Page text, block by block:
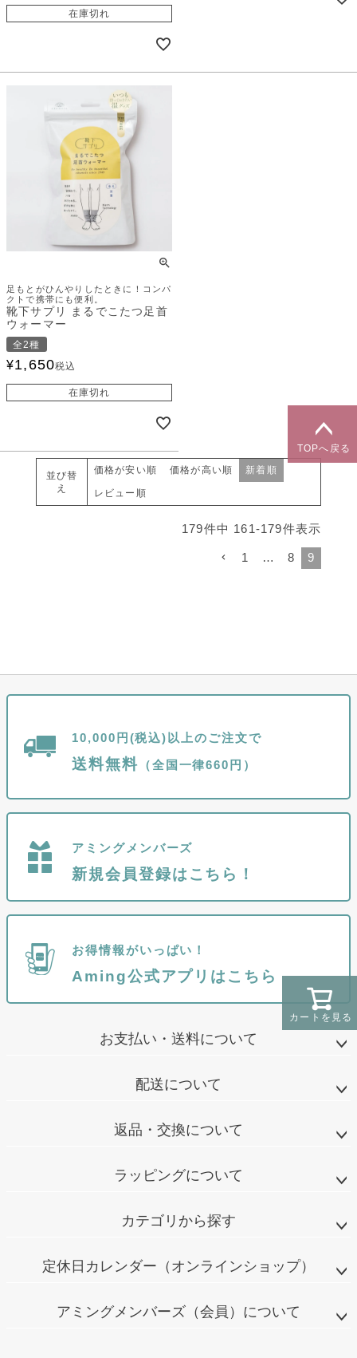
在庫切れ
足もとがひんやりしたときに！コンパ
クトで携帯にも便利。
靴下サプリ まるでこたつ足首
ウォーマー
全2種
¥1,650税込
在庫切れ
並び替
え
価格が安い順 価格が高い順 新着順
レビュー順
179件中 161 -179件表示
1 … 8 9
カートを見る
TOPへ戻る
10,000円(税込)以上のご注文で
送料無料 （全国一律660円）
アミングメンバーズ
新規会員登録はこちら！
お得情報がいっぱい！
Aming公式アプリはこちら
お支払い・送料について
配送について
返品・交換について
ラッピングについて
カテゴリから探す
定休日カレンダー（オンラインショップ）
アミングメンバーズ（会員）について